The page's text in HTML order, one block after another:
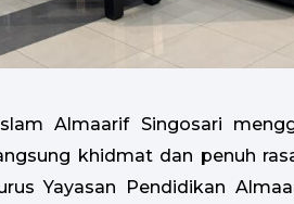
Almaarif Singosari
khidmat dan penuh
Yayasan Pendidikan